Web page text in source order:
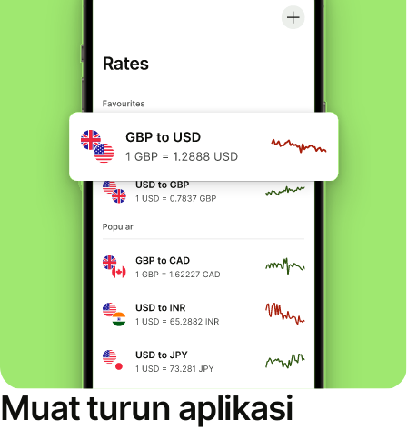
Muat turun aplikasi